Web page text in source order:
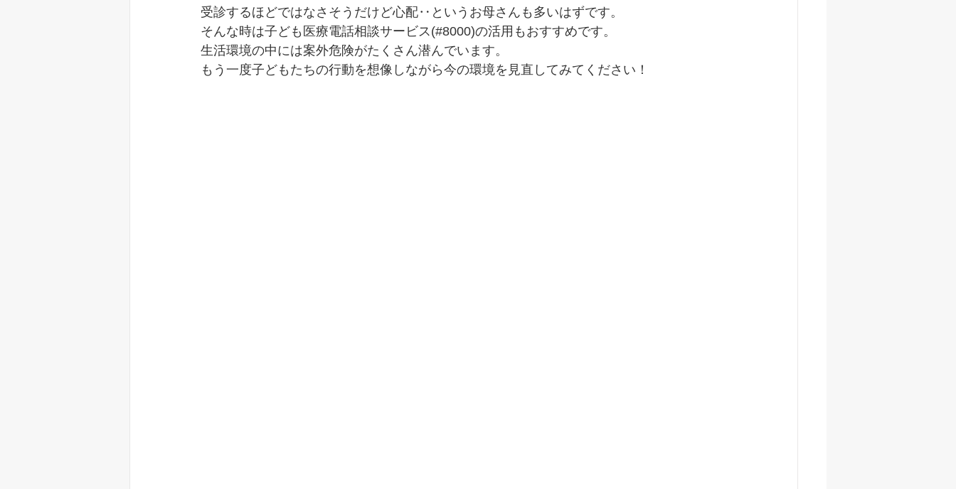
受診するほどではなさそうだけど心配‥というお母さんも多いはずです。
そんな時は子ども医療電話相談サービス(#8000)の活用もおすすめです。
生活環境の中には案外危険がたくさん潜んでいます。
もう一度子どもたちの行動を想像しながら今の環境を見直してみてください！